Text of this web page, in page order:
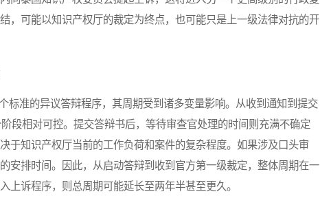
，可能以知识产权厅的裁定为终点，也可能只是上一级法律对抗的开
准的异议答辩程序，其周期受到诸多变量影响。从收到通知到提交
段相对可控。提交答辩书后，等待审查官处理的时间则充满不确定
于知识产权厅当前的工作负荷和案件的复杂程度。如果涉及口头审
安排时间。因此，从启动答辩到收到官方第一级裁定，整体周期在一
上诉程序，则总周期可能延长至两年半甚至更久。